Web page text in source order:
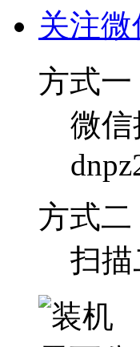
关注
方式一
微
方式二
扫描